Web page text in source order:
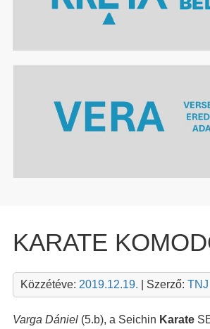
KARATE
Közzétéve: 2019.12.19. | Szerző: TNJ
Varga Dániel(5.b), a Seichin Karate